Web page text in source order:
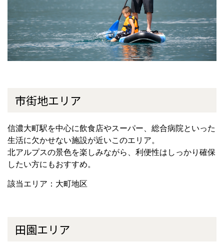
市街地エリア
信濃大町駅を中心に飲食店やスーパー、総合病院といった
生活に欠かせない施設が近いこのエリア。
北アルプスの景色を楽しみながら、利便性はしっかり確保
したい方にもおすすめ。
該当エリア：大町地区
田園エリア